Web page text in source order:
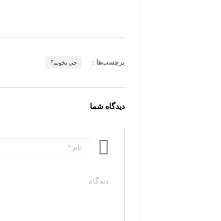
برچسب‌ها : چی بخونم؟
دیدگاه شما